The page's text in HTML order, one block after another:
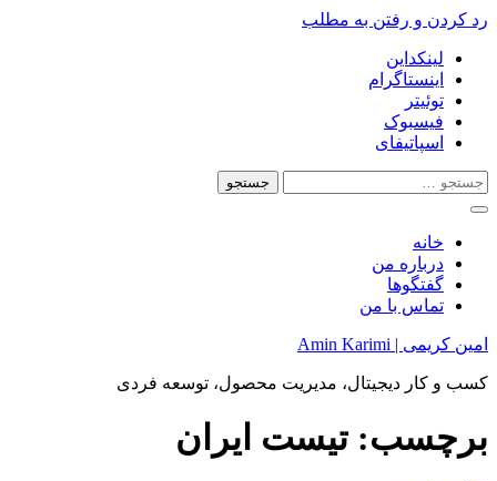
رد کردن و رفتن به مطلب
لینکداین
اینستاگرام
توئیتر
فیسبوک
اسپاتیفای
خانه
درباره من
گفتگوها
تماس با من
امین کریمی | Amin Karimi
کسب و کار دیجیتال، مدیریت محصول، توسعه فردی
برچسب:تیست ایران